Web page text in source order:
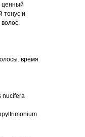
ценный
тонус и
время
nucifera